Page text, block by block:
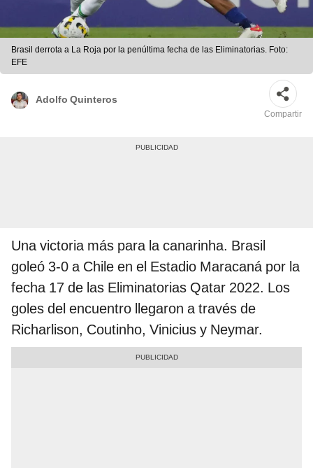
Brasil derrota a La Roja por la penúltima fecha de las Eliminatorias. Foto:
EFE
Adolfo Quinteros
Compartir
Una victoria más para la canarinha. Brasil
goleó 3-0 a Chile en el Estadio Maracaná por la
fecha 17 de las Eliminatorias Qatar 2022. Los
goles del encuentro llegaron a través de
Richarlison, Coutinho, Vinicius y Neymar.